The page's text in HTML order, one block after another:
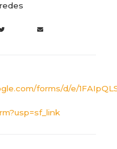
forms/d/e/